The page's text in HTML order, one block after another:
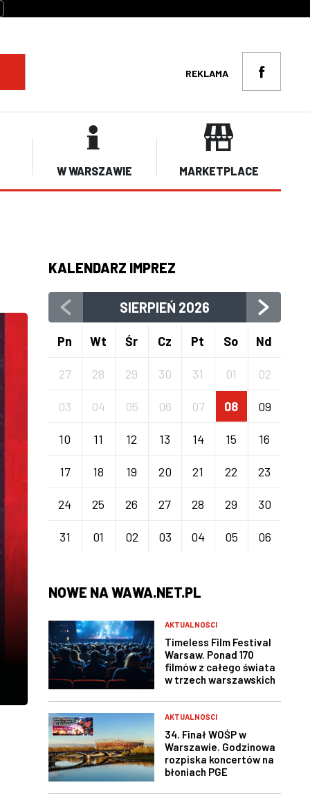
REKLAMA
W WARSZAWIE MARKETPLACE
KALENDARZ IMPREZ
SIERPIEŃ 2026
Pn Wt Śr Cz Pt So Nd
27 28 29 30 31 01 02
03 04 05 06 07 08 09
10 11 12 13 14 15 16
17 18 19 20 21 22 23
24 25 26 27 28 29 30
31 01 02 03 04 05 06
NOWE NA WAWA.NET.PL
AKTUALNOŚCI
Timeless Film Festival
Warsaw. Ponad 170
filmów z całego świata
w trzech warszawskich
AKTUALNOŚCI
34. Finał WOŚP w
Warszawie. Godzinowa
rozpiska koncertów na
błoniach PGE